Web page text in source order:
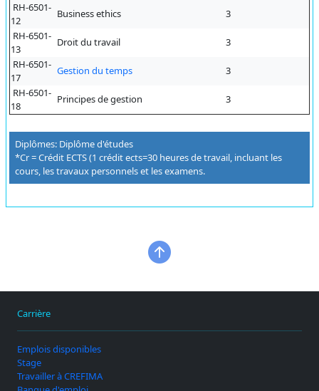
RH-6501-
12
Business ethics
3
RH-6501-
13
Droit du travail
3
RH-6501-
17
Gestion du temps
3
RH-6501-
18
Principes de gestion 3
Diplômes: Diplôme d'études
*Cr = Crédit ECTS (1 crédit ects=30 heures de travail, incluant les
cours, les travaux personnels et les examens.
Carrière
Emplois disponibles
Stage
Travailler à CREFIMA